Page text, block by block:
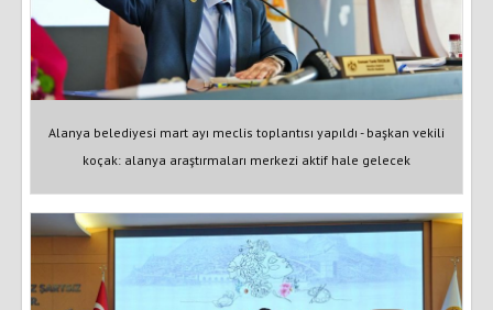
Alanya belediyesi mart ayı meclis toplantısı yapıldı - başkan vekili
koçak: alanya araştırmaları merkezi aktif hale gelecek